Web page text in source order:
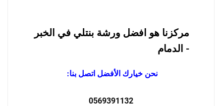
مركزنا هو افضل ورشة بنتلي في الخبر
- الدمام
نحن خيارك الأفضل اتصل بنا:
0569391132